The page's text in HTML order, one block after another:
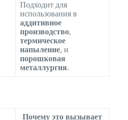
Подходит для
использования в
аддитивное
производство,
термическое
напыление, и
порошковая
металлургия.
Почему это вызывает